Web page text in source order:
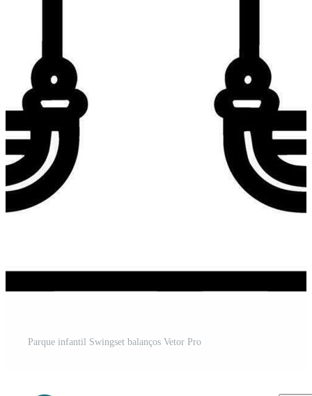
Parque infantil Swingset balanços Vetor Pro